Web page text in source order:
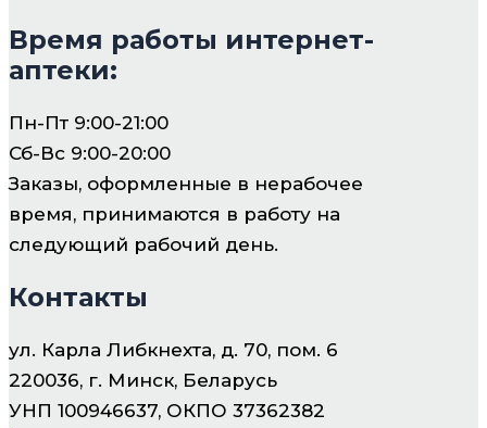
Время работы интернет-
аптеки:
Пн-Пт 9:00-21:00
Сб-Вс 9:00-20:00
Заказы, оформленные в нерабочее
время, принимаются в работу на
следующий рабочий день.
Контакты
ул. Карла Либкнехта, д. 70, пом. 6
220036, г. Минск, Беларусь
УНП 100946637, ОКПО 37362382